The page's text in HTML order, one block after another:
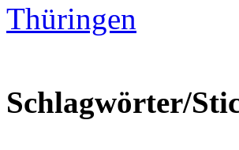
Thüringen
Schlagwörter/